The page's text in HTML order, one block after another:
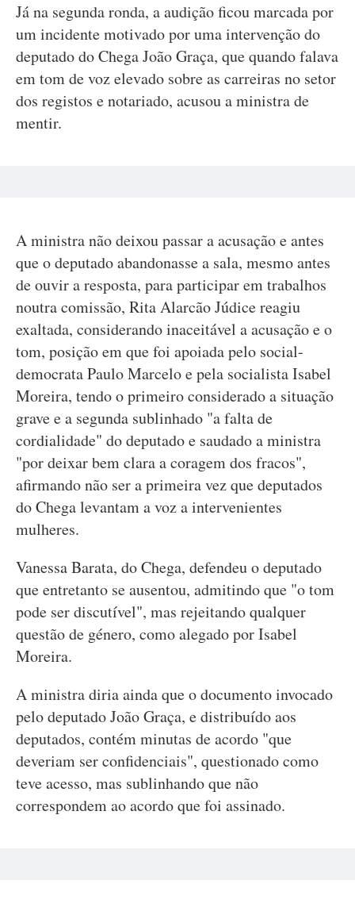
Já na segunda ronda, a audição ficou marcada por
um incidente motivado por uma intervenção do
deputado do Chega João Graça, que quando falava
em tom de voz elevado sobre as carreiras no setor
dos registos e notariado, acusou a ministra de
mentir.
A ministra não deixou passar a acusação e antes
que o deputado abandonasse a sala, mesmo antes
de ouvir a resposta, para participar em trabalhos
noutra comissão, Rita Alarcão Júdice reagiu
exaltada, considerando inaceitável a acusação e o
tom, posição em que foi apoiada pelo social-
democrata Paulo Marcelo e pela socialista Isabel
Moreira, tendo o primeiro considerado a situação
grave e a segunda sublinhado "a falta de
cordialidade" do deputado e saudado a ministra
"por deixar bem clara a coragem dos fracos",
afirmando não ser a primeira vez que deputados
do Chega levantam a voz a intervenientes
mulheres.
Vanessa Barata, do Chega, defendeu o deputado
que entretanto se ausentou, admitindo que "o tom
pode ser discutível", mas rejeitando qualquer
questão de género, como alegado por Isabel
Moreira.
A ministra diria ainda que o documento invocado
pelo deputado João Graça, e distribuído aos
deputados, contém minutas de acordo "que
deveriam ser confidenciais", questionado como
teve acesso, mas sublinhando que não
correspondem ao acordo que foi assinado.